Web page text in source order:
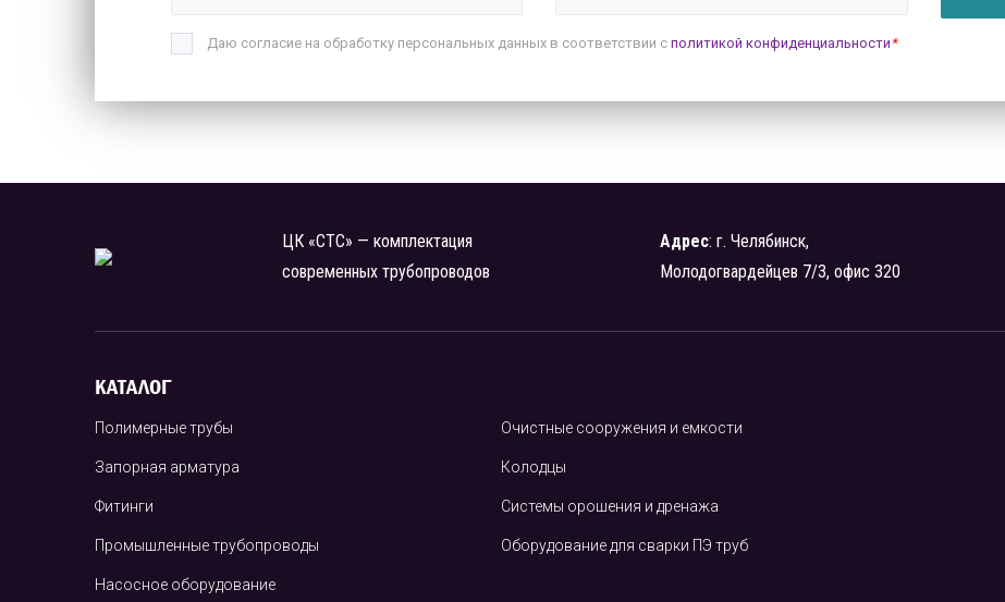
Даю согласие на обработку персональных данных в соответствии с политикой конфиденциальности *
ЦК «СТС» — комплектация
современных трубопроводов
Адрес: г. Челябинск,
Молодогвардейцев 7/3, офис 320
КАТАЛОГ
Полимерные трубы
Запорная арматура
Фитинги
Промышленные трубопроводы
Насосное оборудование
Очистные сооружения и емкости
Колодцы
Системы орошения и дренажа
Оборудование для сварки ПЭ труб